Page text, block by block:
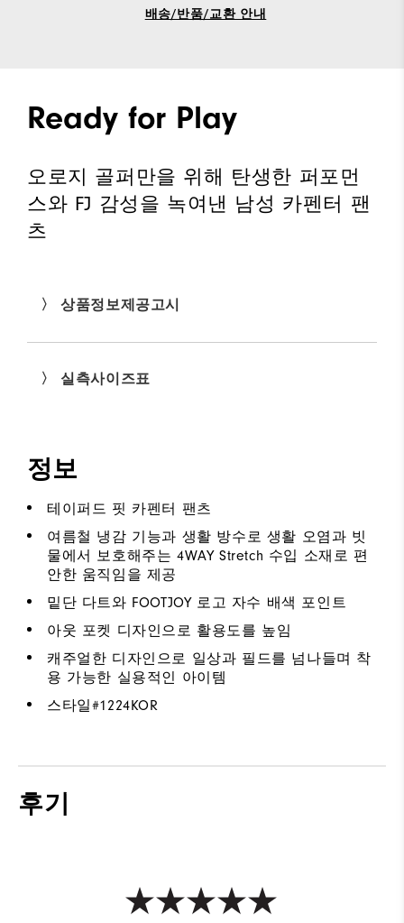
배송/반품/교환 안내
Ready for Play
오로지 골퍼만을 위해 탄생한 퍼포먼
스와 FJ 감성을 녹여낸 남성 카펜터 팬
츠
〉 상품정보제공고시
〉 실측사이즈표
정보
테이퍼드 핏 카펜터 팬츠
여름철 냉감 기능과 생활 방수로 생활 오염과 빗
물에서 보호해주는 4WAY Stretch 수입 소재로 편
안한 움직임을 제공
밑단 다트와 FOOTJOY 로고 자수 배색 포인트
아웃 포켓 디자인으로 활용도를 높임
캐주얼한 디자인으로 일상과 필드를 넘나들며 착
용 가능한 실용적인 아이템
스타일#1224KOR
후기